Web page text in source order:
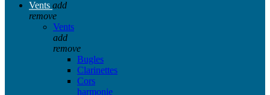
Vents add
remove
Vents
add
remove
Bugles
Clarinettes
Cors
harmonie